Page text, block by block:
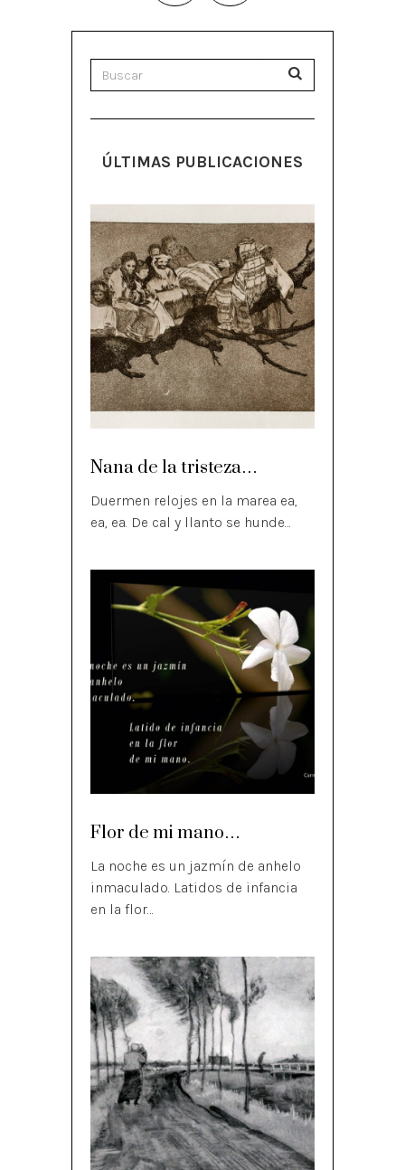
ÚLTIMAS PUBLICACIONES
Nana de la tristeza…
Duermen relojes en la marea ea,
ea, ea. De cal y llanto se hunde…
Flor de mi mano…
La noche es un jazmín de anhelo
inmaculado. Latidos de infancia
en la flor…